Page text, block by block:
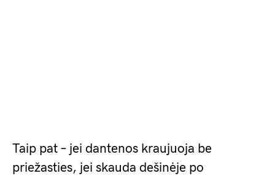
Taip pat – jei dantenos kraujuoja be
priežasties, jei skauda dešinėje po